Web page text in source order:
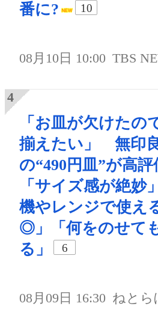
番に?
10
08月10日 10:00 TBS
「お皿が欠けたの
揃えたい」 無印
の“490円皿”が高
「サイズ感が絶妙
機やレンジで使え
◎」「何をのせて
る」
6
08月09日 16:30 ねとら